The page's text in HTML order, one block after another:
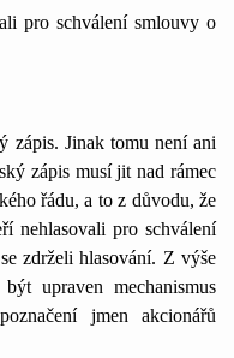
pro schválení smlouvy o
zápis. Jinak tomu není ani
zápis musí jit nad rámec
řádu, a to z důvodu, že
nehlasovali pro schválení
zdrželi hlasování. Z výše
upraven mechanismus
jmen akcionářů